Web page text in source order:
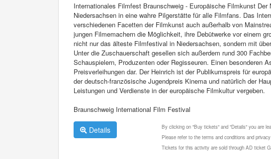
Internationales Filmfest Braunschweig - Europäische Filmkunst
Niedersachsen in eine wahre Pilgerstätte für alle Filmfans. Das
verschiedenen Facetten der Filmkunst auch außerhalb von
jungen Filmemachern die Möglichkeit, ihre Debütwerke vor einem
nicht nur das älteste Filmfestival in Niedersachsen, sondern mit
Unter die Zuschauerschaft gesellen sich außerdem rund 300
Schauspielern, Produzenten oder Regisseuren. Einen besonderen
Preisverleihungen dar. Der Heinrich ist der Publikumspreis für
der deutsch-französische Jugendpreis Kinema und natürlich der
Leistungen und Verdienste in der europäische Filmkultur vergeben.
Braunschweig International Film Festival
Details
By clicking on "Buy tickets" and "Details" you are
Please refer to the terms and conditions and
Tickets for this activity are sold through AD ticket